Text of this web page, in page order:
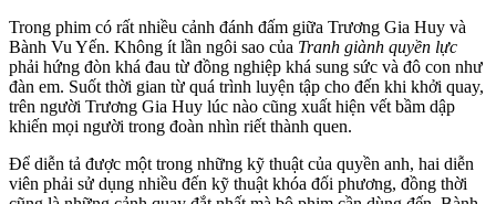
Trong phim có rất nhiều cảnh đánh đấm giữa Trương Gia Huy và
Bành Vu Yến. Không ít lần ngôi sao của Tranh giành quyền lực
phải hứng đòn khá đau từ đồng nghiệp khá sung sức và đô con như
đàn em. Suốt thời gian từ quá trình luyện tập cho đến khi khởi quay,
trên người Trương Gia Huy lúc nào cũng xuất hiện vết bầm dập
khiến mọi người trong đoàn nhìn riết thành quen.
Để diễn tả được một trong những kỹ thuật của quyền anh, hai diễn
viên phải sử dụng nhiều đến kỹ thuật khóa đối phương, đồng thời